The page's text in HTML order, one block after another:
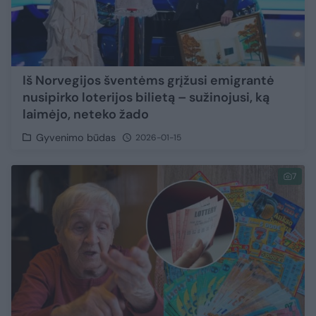
Iš Norvegijos šventėms grįžusi emigrantė
nusipirko loterijos bilietą – sužinojusi, ką
laimėjo, neteko žado
Gyvenimo būdas 2026-01-15
7